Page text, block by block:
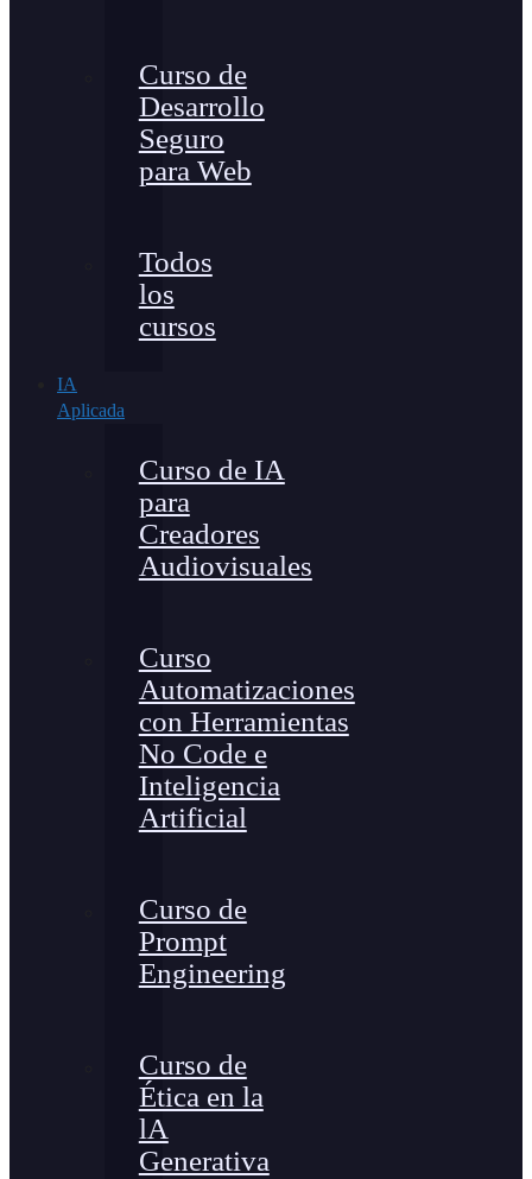
Curso de
Desarrollo
Seguro
para Web
Todos
los
cursos
IA
Aplicada
Curso de IA
para
Creadores
Audiovisuales
Curso
Automatizaciones
con Herramientas
No Code e
Inteligencia
Artificial
Curso de
Prompt
Engineering
Curso de
Ética en la
lA
Generativa